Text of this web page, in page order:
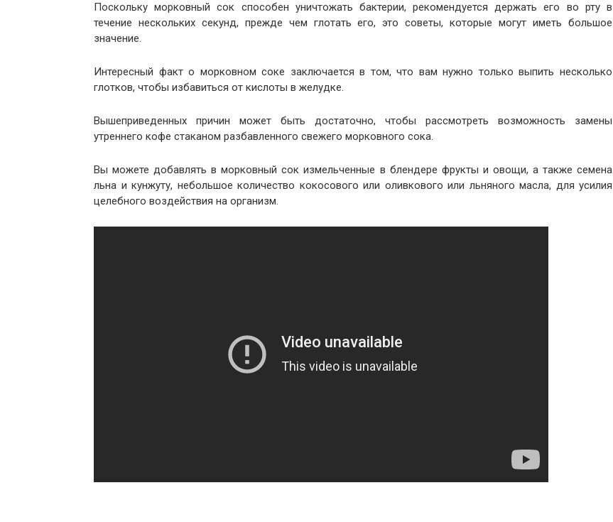
Поскольку морковный сок способен уничтожать бактерии, рекомендуется держать его во рту в
течение нескольких секунд, прежде чем глотать его, это советы, которые могут иметь большое
значение.
Интересный факт о морковном соке заключается в том, что вам нужно только выпить несколько
глотков, чтобы избавиться от кислоты в желудке.
Вышеприведенных причин может быть достаточно, чтобы рассмотреть возможность замены
утреннего кофе стаканом разбавленного свежего морковного сока.
Вы можете добавлять в морковный сок измельченные в блендере фрукты и овощи, а также семена
льна и кунжуту, небольшое количество кокосового или оливкового или льняного масла, для усилия
целебного воздействия на организм.